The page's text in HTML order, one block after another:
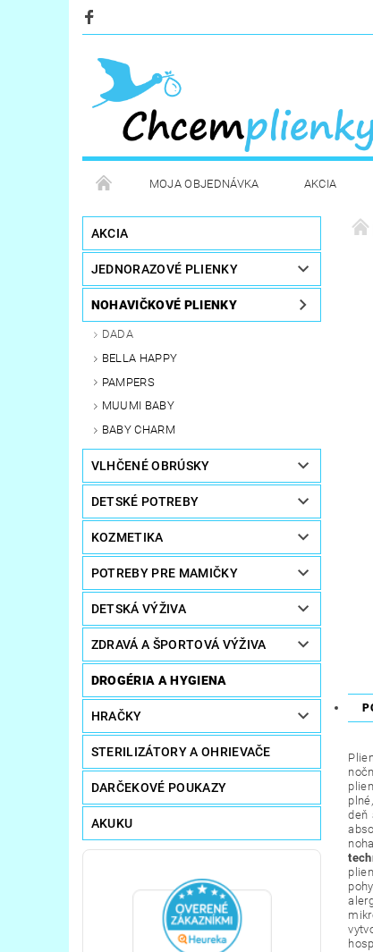
MOJA OBJEDNÁVKA AKCIA
KOZMETIKA
STERILIZÁTORY A OHRIEVAČE
AKCIA
JEDNORAZOVÉ PLIENKY
NOHAVIČKOVÉ PLIENKY
DADA
BELLA HAPPY
PAMPERS
MUUMI BABY
BABY CHARM
VLHČENÉ OBRÚSKY
DETSKÉ POTREBY
KOZMETIKA
POTREBY PRE MAMIČKY
DETSKÁ VÝŽIVA
ZDRAVÁ A ŠPORTOVÁ VÝŽIVA
DROGÉRIA A HYGIENA
HRAČKY
STERILIZÁTORY A OHRIEVAČE
DARČEKOVÉ POUKAZY
AKUKU
deň